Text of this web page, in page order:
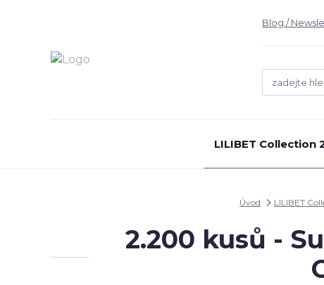
Blog /
LILIBET Collection
Úvod LILIBET
2.200 kusů -